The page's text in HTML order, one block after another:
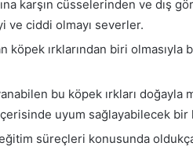
karşın cüsselerinden ve dış
ve ciddi olmayı severler.
köpek ırklarından biri olmasıyla
bu köpek ırkları doğayla
uyum sağlayabilecek bir
süreçleri konusunda oldukça